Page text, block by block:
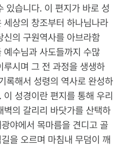
있습니다. 이 편지가 바로 성
세상의 창조부터 하나님나라
신의 구원역사를 아브라함
예수님과 사도들까지 수많
루시며 그 전 과정을 생생하
록해서 성령의 역사로 완성하
성경이란 편지를 통해 우리
벽의 갈리리 바닷가를 산택하
야에서 목마름을 견디고 골
을 오르며 마침내 무덤이 깨